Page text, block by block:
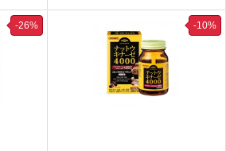
-26% -10%